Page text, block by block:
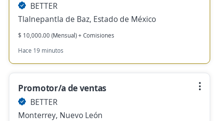
BETTER
Tlalnepantla de Baz, Estado de México
$ 10,000.00 (Mensual) + Comisiones
Hace 19 minutos
Promotor/a de ventas
BETTER
Monterrey, Nuevo León